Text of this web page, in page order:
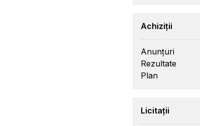
Achiziții
Anunțuri
Rezultate
Plan
Licitații